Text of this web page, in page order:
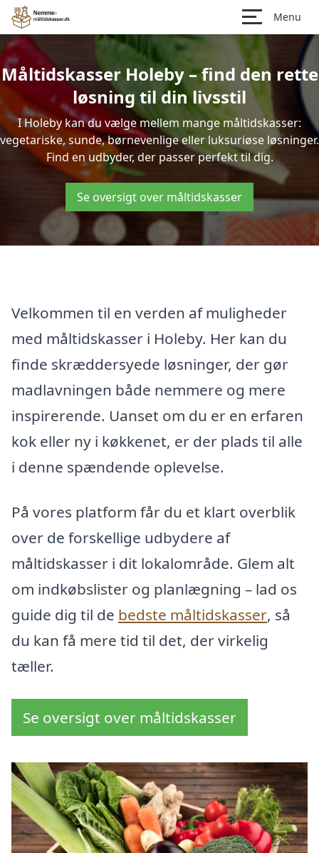
Menu
Måltidskasser Holeby – find den rette
løsning til din livsstil
I Holeby kan du vælge mellem mange måltidskasser:
vegetariske, sunde, børnevenlige eller luksuriøse løsninger.
Find en udbyder, der passer perfekt til dig.
Se oversigt over måltidskasser
Velkommen til en verden af muligheder
med måltidskasser i Holeby. Her kan du
finde skræddersyede løsninger, der gør
madlavningen både nemmere og mere
inspirerende. Uanset om du er en erfaren
kok eller ny i køkkenet, er der plads til alle
i denne spændende oplevelse.
På vores platform får du et klart overblik
over de forskellige udbydere af
måltidskasser i dit lokalområde. Glem alt
om indkøbslister og planlægning – lad os
guide dig til de bedste måltidskasser, så
du kan få mere tid til det, der virkelig
tæller.
Se oversigt over måltidskasser